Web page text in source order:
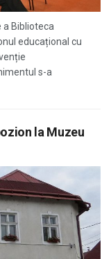
a Biblioteca
educațional cu
s-a
la Muzeu